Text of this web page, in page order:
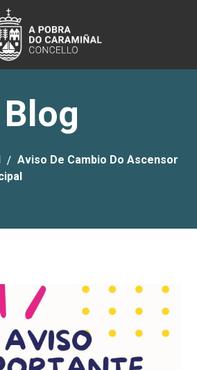
Blog
Aviso De Cambio Do Ascensor